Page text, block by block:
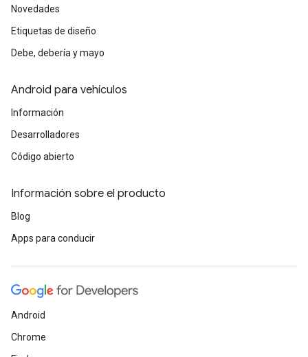
Novedades
Etiquetas de diseño
Debe, debería y mayo
Android para vehículos
Información
Desarrolladores
Código abierto
Información sobre el producto
Blog
Apps para conducir
Android
Chrome